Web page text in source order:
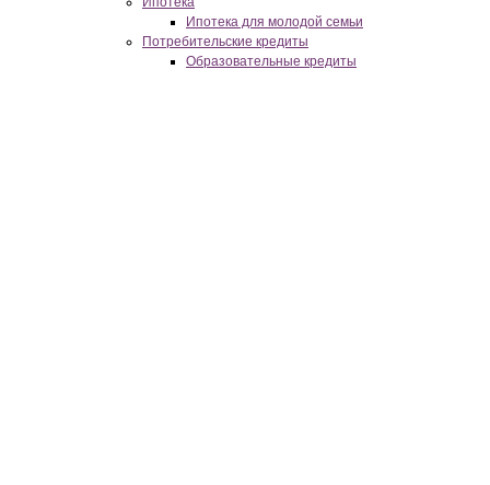
Ипотека для молодой семьи
Потребительские кредиты
Образовательные кредиты